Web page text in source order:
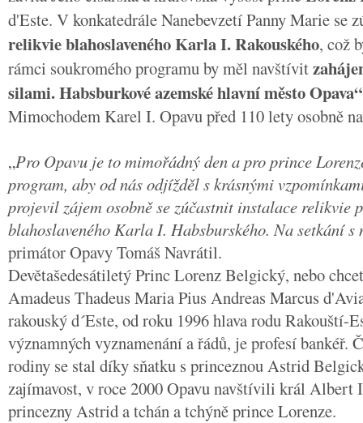
d'Este. V konkatedrále Nanebevzetí Panny Marie se
relikvie blahoslaveného Karla I. Rakouského, což
rámci soukromého programu by měl navštívit
silami. Habsburkové azemské hlavní město Opava“
Mimochodem Karel I. Opavu před 110 lety osobně
„Pro Opavu je to mimořádný den a pro prince
program, aby od nás odjížděl s krásnými
projevil zájem osobně se zúčastnit instalace relikvie
blahoslaveného Karla I. Habsburského. Na setkání s
primátor Opavy Tomáš Navrátil.
Devětašedesátiletý Princ Lorenz Belgický, nebo
Amadeus Thadeus Maria Pius Andreas Marcus
rakouský d´Este, od roku 1996 hlava rodu Rakouští-
významných vyznamenání a řádů, je profesí bankéř.
rodiny se stal díky sňatku s princeznou Astrid
zajímavost, v roce 2000 Opavu navštívili král Albert
princezny Astrid a tchán a tchýně prince Lorenze.